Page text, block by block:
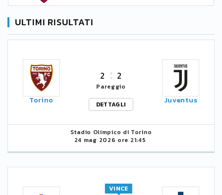
ULTIMI RISULTATI
Torino
2 2
Pareggio
DETTAGLI
Juventus
Stadio Olimpico di Torino
24 mag 2026 ore 21:45
VINCE